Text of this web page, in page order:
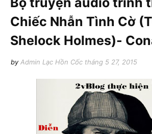
Chiếc Nhẫn Tình Cờ
Shelock Holmes)-
by Admin Lạc Hồn Cốc tháng 5 27, 2015